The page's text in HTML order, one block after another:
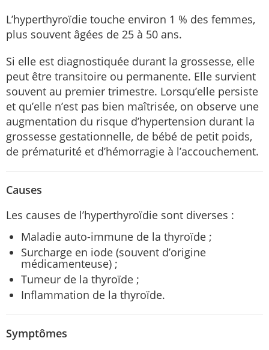
L’hyperthyroïdie touche environ 1 % des femmes,
plus souvent âgées de 25 à 50 ans.
Si elle est diagnostiquée durant la grossesse, elle
peut être transitoire ou permanente. Elle survient
souvent au premier trimestre. Lorsqu’elle persiste
et qu’elle n’est pas bien maîtrisée, on observe une
augmentation du risque d’hypertension durant la
grossesse gestationnelle, de bébé de petit poids,
de prématurité et d’hémorragie à l’accouchement.
Causes
Les causes de l’hyperthyroïdie sont diverses :
Maladie auto-immune de la thyroïde ;
Surcharge en iode (souvent d’origine
médicamenteuse) ;
Tumeur de la thyroïde ;
Inflammation de la thyroïde.
Symptômes